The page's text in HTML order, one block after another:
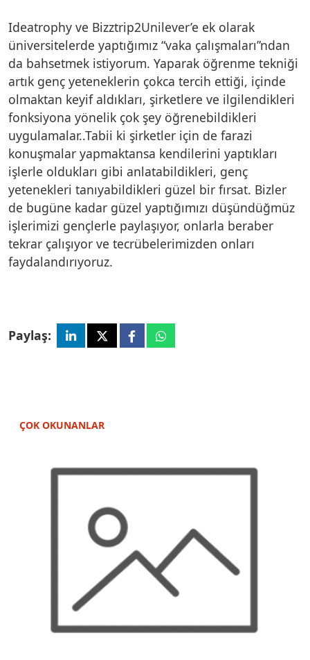
Ideatrophy ve Bizztrip2Unilever’e ek olarak
üniversitelerde yaptığımız “vaka çalışmaları”ndan
da bahsetmek istiyorum. Yaparak öğrenme tekniği
artık genç yeteneklerin çokca tercih ettiği, içinde
olmaktan keyif aldıkları, şirketlere ve ilgilendikleri
fonksiyona yönelik çok şey öğrenebildikleri
uygulamalar..Tabii ki şirketler için de farazi
konuşmalar yapmaktansa kendilerini yaptıkları
işlerle oldukları gibi anlatabildikleri, genç
yetenekleri tanıyabildikleri güzel bir fırsat. Bizler
de bugüne kadar güzel yaptığımızı düşündüğmüz
işlerimizi gençlerle paylaşıyor, onlarla beraber
tekrar çalışıyor ve tecrübelerimizden onları
faydalandırıyoruz.
Paylaş:
ÇOK OKUNANLAR